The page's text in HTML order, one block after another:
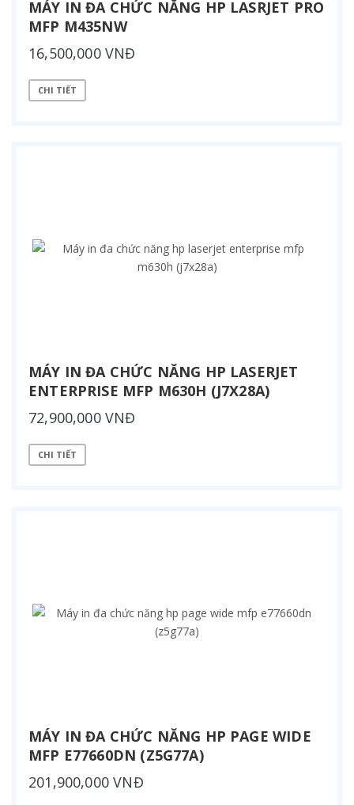
MÁY IN ĐA CHỨC NĂNG HP LASRJET PRO
MFP M435NW
16,500,000 VNĐ
CHI TIẾT
MÁY IN ĐA CHỨC NĂNG HP LASERJET
ENTERPRISE MFP M630H (J7X28A)
72,900,000 VNĐ
CHI TIẾT
MÁY IN ĐA CHỨC NĂNG HP PAGE WIDE
MFP E77660DN (Z5G77A)
201,900,000 VNĐ